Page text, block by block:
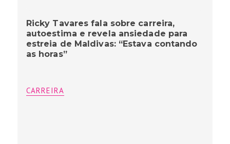
Ricky Tavares fala sobre carreira,
autoestima e revela ansiedade para
estreia de Maldivas: “Estava contando
as horas”
CARREIRA